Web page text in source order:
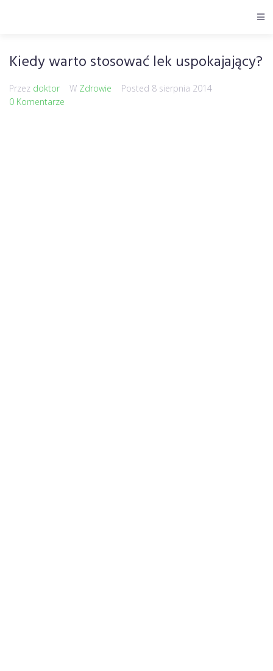
Kiedy warto stosować lek uspokajający?
Przez doktor W Zdrowie Posted 8 sierpnia 2014
0 Komentarze